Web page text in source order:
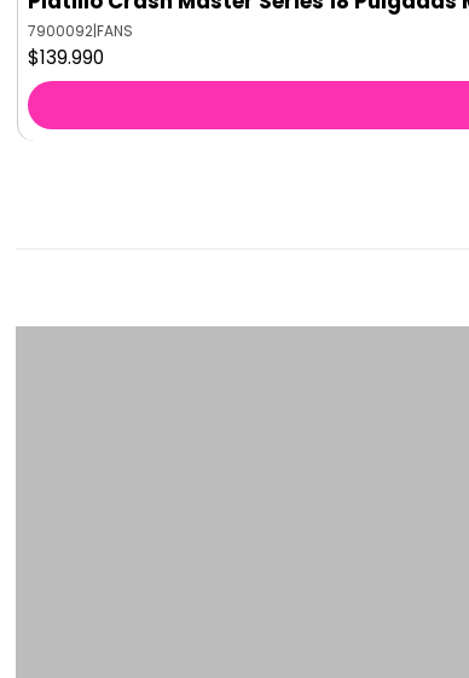
7900092|FANS
$139.990